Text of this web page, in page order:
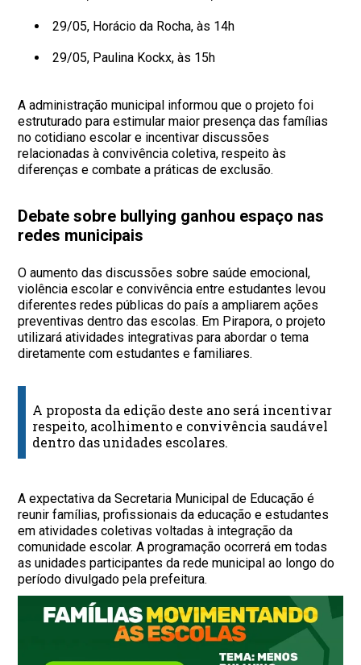
29/05, Horácio da Rocha, às 14h
29/05, Paulina Kockx, às 15h
A administração municipal informou que o projeto foi
estruturado para estimular maior presença das famílias
no cotidiano escolar e incentivar discussões
relacionadas à convivência coletiva, respeito às
diferenças e combate a práticas de exclusão.
Debate sobre bullying ganhou espaço nas
redes municipais
O aumento das discussões sobre saúde emocional,
violência escolar e convivência entre estudantes levou
diferentes redes públicas do país a ampliarem ações
preventivas dentro das escolas. Em Pirapora, o projeto
utilizará atividades integrativas para abordar o tema
diretamente com estudantes e familiares.
A proposta da edição deste ano será incentivar
respeito, acolhimento e convivência saudável
dentro das unidades escolares.
A expectativa da Secretaria Municipal de Educação é
reunir famílias, profissionais da educação e estudantes
em atividades coletivas voltadas à integração da
comunidade escolar. A programação ocorrerá em todas
as unidades participantes da rede municipal ao longo do
período divulgado pela prefeitura.